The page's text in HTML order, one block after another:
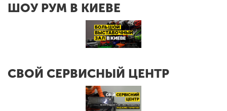
ШОУ РУМ В КИЕВЕ
СВОЙ СЕРВИСНЫЙ ЦЕНТР